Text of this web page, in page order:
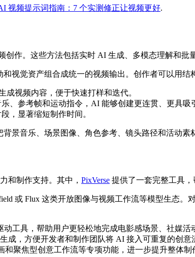
视频提示词指南：7 个实测修正让视频更好.
作。这些方法包括实时 AI 生成、多模态理解和批
视觉资产组合成统一的视频输出。创作者可以用
成视频内容，便于快速打样和迭代。
、参考帧和运动指令，AI 能够创建更连贯、更具吸
，显著缩短制作时间。
景音乐、场景图像、角色参考、镜头路径和活动素
和制作支持。其中， PixVerse 提供了一套完整工具，
或 Flux 这类开放图像与视频工作流等模型生态
动工具，帮助用户更轻松地完成电影感场景、社媒活
成，方便开发者和制作团队将 AI 接入可重复的创意
聚焦型创意工作流等专项功能，进一步提升整体制